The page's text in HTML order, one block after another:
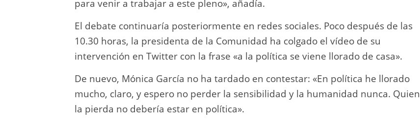
para venir a trabajar a este pleno», añadía.
El debate continuaría posteriormente en redes sociales. Poco después de las
10.30 horas, la presidenta de la Comunidad ha colgado el vídeo de su
intervención en Twitter con la frase «a la política se viene llorado de casa».
De nuevo, Mónica García no ha tardado en contestar: «En política he llorado
mucho, claro, y espero no perder la sensibilidad y la humanidad nunca. Quien
la pierda no debería estar en política».